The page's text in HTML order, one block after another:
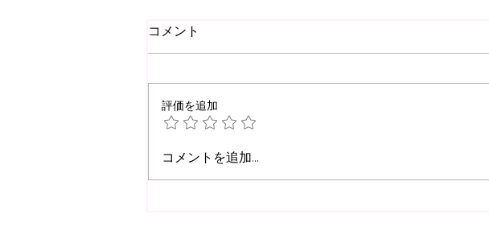
【2026.7.24(fri)-8.1(sat)
コメント
評価を追加
コメントを追加…